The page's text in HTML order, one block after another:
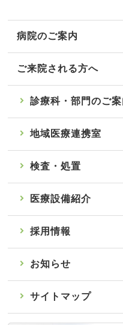
病院のご案内
ご来院される方へ
診療科・部門のご案
地域医療連携室
検査・処置
医療設備紹介
採用情報
お知らせ
サイトマップ